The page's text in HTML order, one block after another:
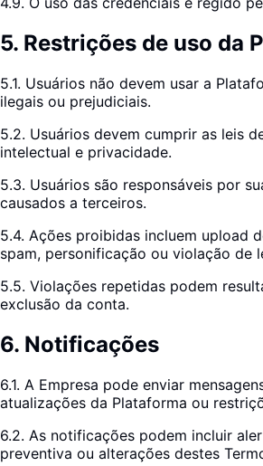
5. Restrições de uso da
5.1. Usuários não devem usar a
ilegais ou prejudiciais.
5.2. Usuários devem cumprir as leis
intelectual e privacidade.
5.3. Usuários são responsáveis por
causados a terceiros.
5.4. Ações proibidas incluem upload
spam, personificação ou violação de
5.5. Violações repetidas podem
exclusão da conta.
6. Notificações
6.1. A Empresa pode enviar
atualizações da Plataforma ou
6.2. As notificações podem incluir
preventiva ou alterações destes